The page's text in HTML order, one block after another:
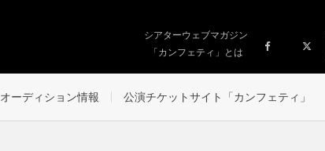
シアターウェブマガジン
「カンフェティ」とは
オーディション情報 公演チケットサイト「カンフェティ」